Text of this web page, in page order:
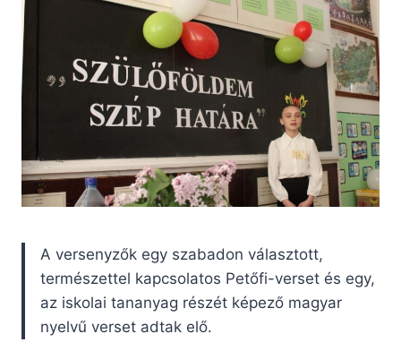
A versenyzők egy szabadon választott,
természettel kapcsolatos Petőfi-verset és egy,
az iskolai tananyag részét képező magyar
nyelvű verset adtak elő.